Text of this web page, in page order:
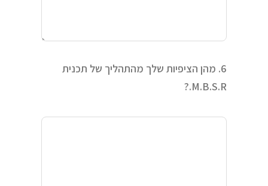
6. מהן הציפיות שלך מהתהליך של תכנית
M.B.S.R.?